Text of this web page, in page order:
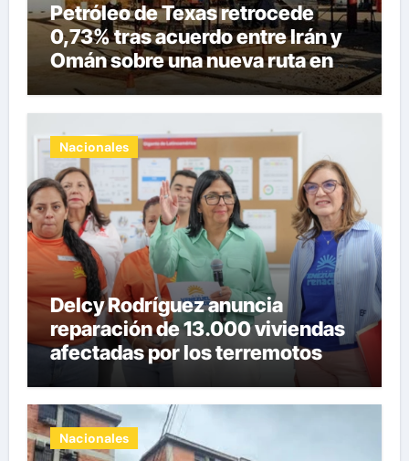
Petróleo de Texas retrocede
0,73% tras acuerdo entre Irán y
Omán sobre una nueva ruta en
Ormuz
Nacionales
Delcy Rodríguez anuncia
reparación de 13.000 viviendas
afectadas por los terremotos
Nacionales